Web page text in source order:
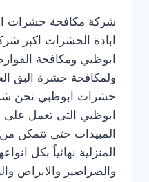
ابادة الحشرات اكبر
ابوظبي ومكافحة
ولمكافحة حشرة البق
حشرات ابوظبي نحن
ابوظبي التى تعمل
المبيدات حتى تتمكن
المنزلية نهائياً بكل
والصراصير والابراص